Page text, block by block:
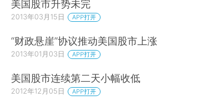
美国股市升势未完
2013年03月15日 APP打开
“财政悬崖”协议推动美国股市上涨
2013年01月03日 APP打开
美国股市连续第二天小幅收低
2012年12月05日 APP打开